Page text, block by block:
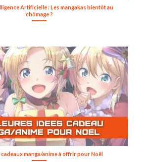
Artificielle : Les mangakas bientôt au
chômage ?
manga/anime à offrir pour Noël